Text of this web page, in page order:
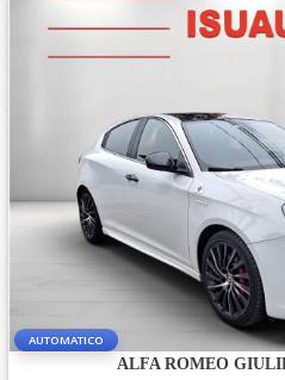
AUTOMATICO
ALFA ROMEO